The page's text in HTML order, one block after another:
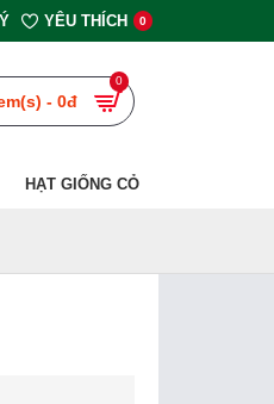
YÊU THÍCH 0
- 0đ
0
HẠT GIỐNG CỎ